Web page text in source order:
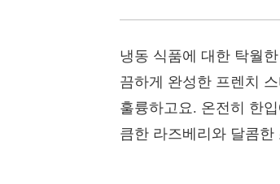
냉동 식품에 대한 탁월
끔하게 완성한 프렌치
훌륭하고요. 온전히 한
큼한 라즈베리와 달콤